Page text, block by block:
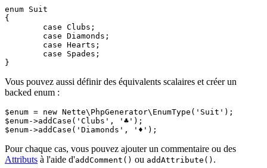
enum Suit
{
Vous pouvez aussi définir des équivalents scalaires et créer un
backed enum :
$enum = new Nette\PhpGenerator\EnumType('Suit');
$enum->addCase('Clubs', '♣');
Pour chaque cas, vous pouvez ajouter un commentaire ou des
Attributs à l'aide d'addComment() ou addAttribute() .